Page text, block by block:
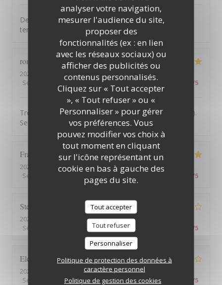
analyser votre navigation,
mesurer l'audience du site,
proposer des
fonctionnalités (ex : en lien
avec les réseaux sociaux) ou
afficher des publicités ou
contenus personnalisés.
Cliquez sur « Tout accepter
», « Tout refuser » ou «
Personnaliser » pour gérer
vos préférences. Vous
pouvez modifier vos choix à
tout moment en cliquant
sur l'icône représentant un
cookie en bas à gauche des
pages du site.
Tout accepter
Tout refuser
Personnaliser
Politique de protection des données à
caractère personnel
Politique de gestion des cookies
Des ventilateurs de plafond seraient appréciés sur la
terrasse en période de chaleur.
romain
2026-07-30
- 20:00 - Couverts 2
Service
Ambiance: 5/5 Cuisine: 5/5 Qualité / Prix /5
Très belle vue, on mange très bien (qualité et quantité).
Service de qualité
François
2026-07-30
- 12:30 - Couverts 2
Service
Cuisine : /5
Stéphanie
2026-07-29
- 20:15 - Couverts 6
Service
: 4/5 Cuisine: /5
Elodie
2026-07-29
- 20:00 - Couverts 4
Service
Ambiance :4/5 Cuisine:5 /5 Qualité / Prix /5